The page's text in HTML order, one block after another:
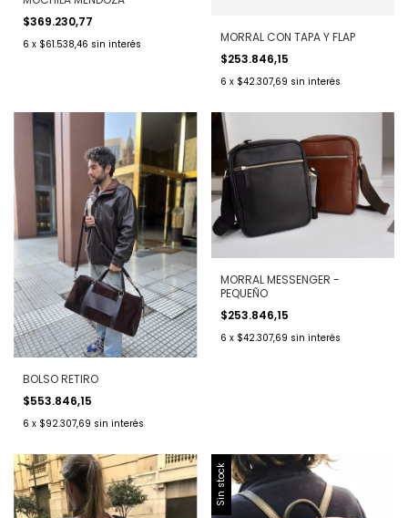
$369.230,77
6 x $61.538,46 sin interés
MORRAL CON TAPA Y FLAP
$253.846,15
6 x $42.307,69 sin interés
BOLSO RETIRO
$553.846,15
6 x $92.307,69 sin interés
MORRAL MESSENGER -
PEQUEÑO
$253.846,15
6 x $42.307,69 sin interés
Sin stock